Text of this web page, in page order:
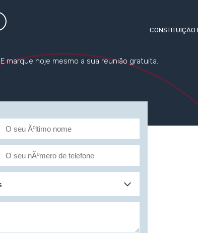
CONSTITUIÇÃO
E marque hoje mesmo a sua reunião gratuita.